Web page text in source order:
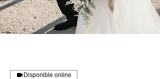
Disponible online